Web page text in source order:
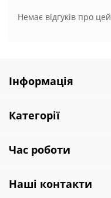
Немає відгуків про
Інформація
Категорії
Час роботи
Наші контакти